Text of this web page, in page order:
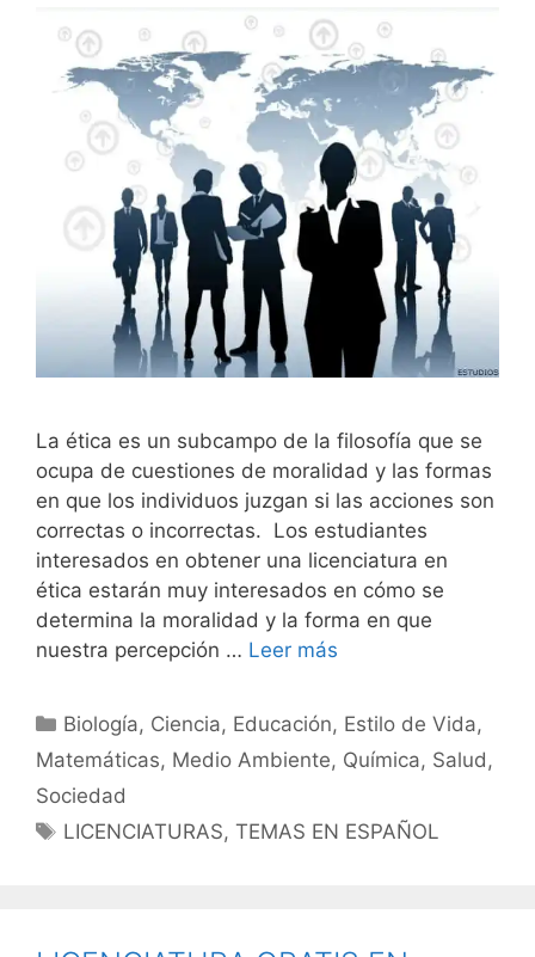
La ética es un subcampo de la filosofía que se
ocupa de cuestiones de moralidad y las formas
en que los individuos juzgan si las acciones son
correctas o incorrectas. Los estudiantes
interesados ​​en obtener una licenciatura en
ética estarán muy interesados ​​en cómo se
determina la moralidad y la forma en que
nuestra percepción … Leer más
Categorías
Biología, Ciencia, Educación, Estilo de Vida,
Matemáticas, Medio Ambiente, Química, Salud,
Sociedad
Etiquetas
LICENCIATURAS,TEMAS EN ESPAÑOL